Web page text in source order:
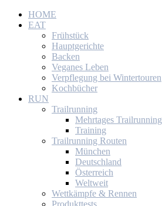
HOME
EAT
Frühstück
Hauptgerichte
Backen
Veganes Leben
Verpflegung bei Wintertouren
Kochbücher
RUN
Trailrunning
Mehrtages Trailrunning
Training
Trailrunning Routen
München
Deutschland
Österreich
Weltweit
Wettkämpfe & Rennen
Produkttests